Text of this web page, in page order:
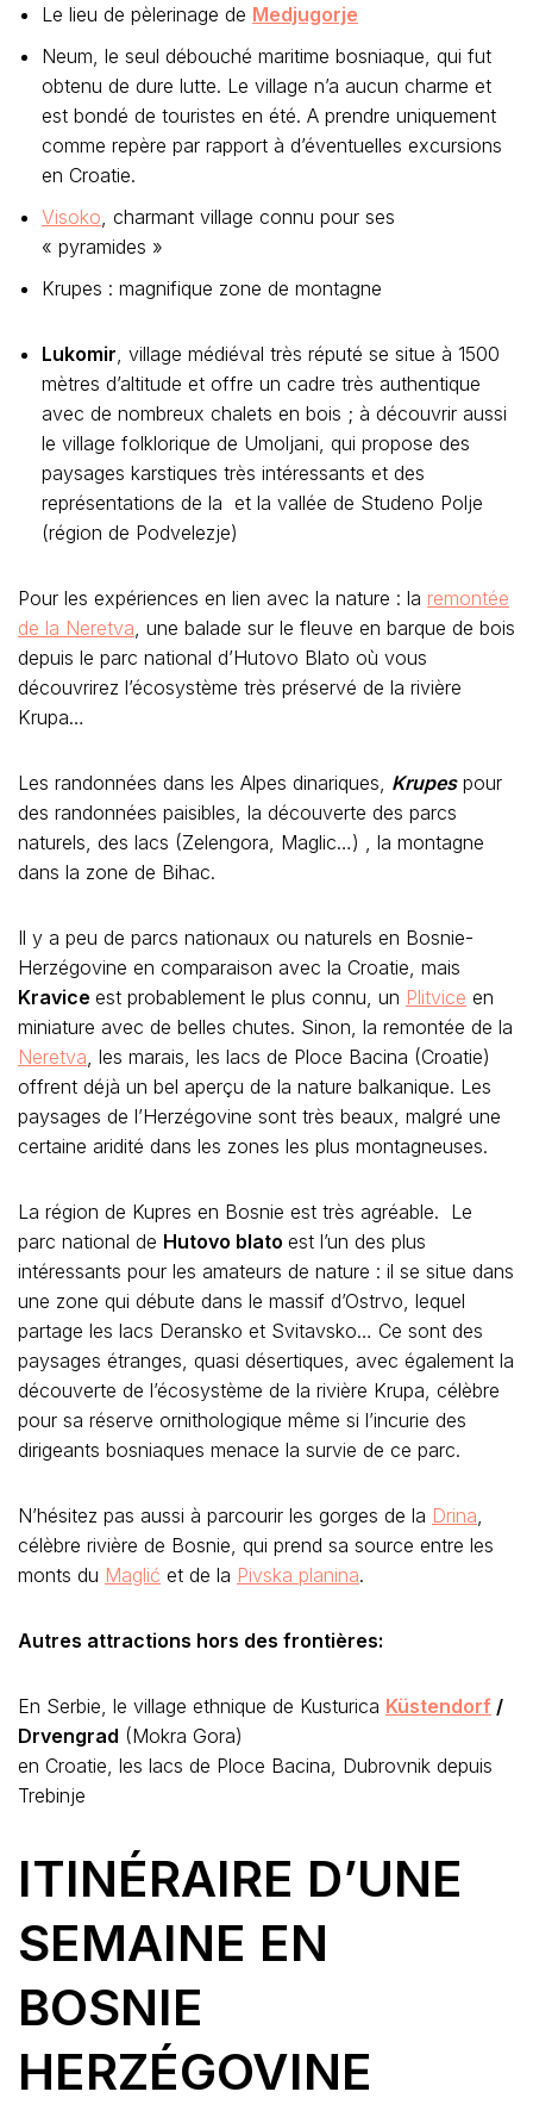
Le lieu de pèlerinage de Medjugorje
Neum, le seul débouché maritime bosniaque, qui fut
obtenu de dure lutte. Le village n’a aucun charme et
est bondé de touristes en été. A prendre uniquement
comme repère par rapport à d’éventuelles excursions
en Croatie.
Visoko , charmant village connu pour ses
« pyramides »
Krupes : magnifique zone de montagne
Lukomir , village médiéval très réputé se situe à 1500
mètres d’altitude et offre un cadre très authentique
avec de nombreux chalets en bois ; à découvrir aussi
le village folklorique de Umoljani, qui propose des
paysages karstiques très intéressants et des
représentations de la et la vallée de Studeno Polje
(région de Podvelezje)
Pour les expériences en lien avec la nature : la remontée
de la Neretva , une balade sur le fleuve en barque de bois
depuis le parc national d’Hutovo Blato où vous
découvrirez l’écosystème très préservé de la rivière
Krupa…
Les randonnées dans les Alpes dinariques, Krupespour
des randonnées paisibles, la découverte des parcs
naturels, des lacs (Zelengora, Maglic…) , la montagne
dans la zone de Bihac.
Il y a peu de parcs nationaux ou naturels en Bosnie-
Herzégovine en comparaison avec la Croatie, mais
Kravice est probablement le plus connu, un Plitvice en
miniature avec de belles chutes. Sinon, la remontée de la
Neretva , les marais, les lacs de Ploce Bacina (Croatie)
offrent déjà un bel aperçu de la nature balkanique. Les
paysages de l’Herzégovine sont très beaux, malgré une
certaine aridité dans les zones les plus montagneuses.
La région de Kupres en Bosnie est très agréable. Le
parc national de Hutovo blato est l’un des plus
intéressants pour les amateurs de nature : il se situe dans
une zone qui débute dans le massif d’Ostrvo, lequel
partage les lacs Deransko et Svitavsko… Ce sont des
paysages étranges, quasi désertiques, avec également la
découverte de l’écosystème de la rivière Krupa, célèbre
pour sa réserve ornithologique même si l’incurie des
dirigeants bosniaques menace la survie de ce parc.
N’hésitez pas aussi à parcourir les gorges de la Drina
célèbre rivière de Bosnie, qui prend sa source entre les
monts du Maglić et de la Pivska planina.
Autres attractions hors des frontières:
En Serbie, le village ethnique de Kusturica Küstendorf /
Drvengrad (Mokra Gora)
en Croatie, les lacs de Ploce Bacina, Dubrovnik depuis
Trebinje
ITINÉRAIRE D’UNE
SEMAINE EN
BOSNIE
HERZÉGOVINE